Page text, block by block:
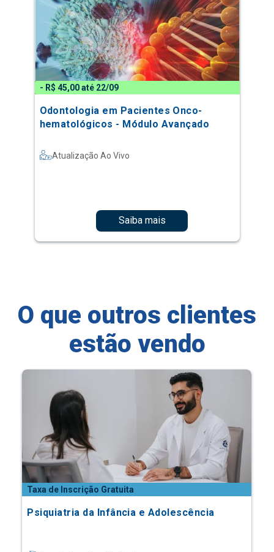
- R$ 45,00 até 22/09
Odontologia em Pacientes Onco-
hematológicos - Módulo Avançado
Atualização Ao Vivo
Saiba mais
O que outros clientes
estão vendo
Taxa de Inscrição Gratuita
Psiquiatria da Infância e Adolescência